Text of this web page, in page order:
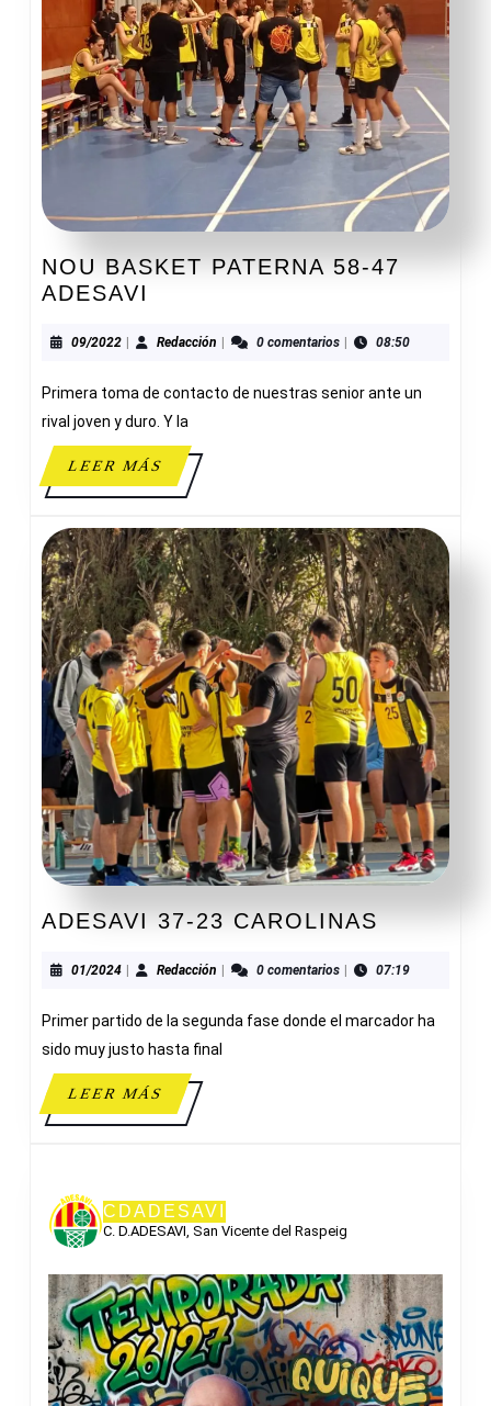
NOU BASKET PATERNA 58-47
ADESAVI
PATERNA
47
ADESAVI
09/202209/2022Redacción Redacción0 comentarios 08:50
Primera toma de contacto de nuestras senior ante un
rival joven y duro. Y la
LEER MÁSLEER
MÁS
ADESAVI 37-23 CAROLINAS
23
01/202401/2024Redacción Redacción0 comentarios 07:19
Primer partido de la segunda fase donde el marcador ha
sido muy justo hasta final
LEER MÁSLEER
MÁS
CDADESAVI
C. D.ADESAVI, San Vicente del Raspeig